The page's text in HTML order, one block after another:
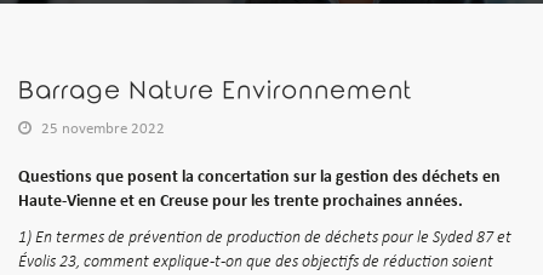
Barrage Nature Environnement
25 novembre 2022
Questions que posent la concertation sur la gestion des déchets en
Haute-Vienne et en Creuse pour les trente prochaines années.
1) En termes de prévention de production de déchets pour le Syded 87 et
Évolis 23, comment explique-t-on que des objectifs de réduction soient